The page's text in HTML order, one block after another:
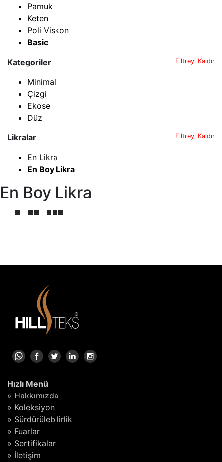
Pamuk
Keten
Poli Viskon
Basic
Kategoriler
Filtreyi Kaldır
Minimal
Çizgi
Ekose
Düz
Likralar
Filtreyi Kaldır
En Likra
En Boy Likra
En Boy Likra
Hızlı Menü
» Hakkımızda
» Koleksiyon
» Sürdürülebilirlik
» Fuarlar
» Sertifikalar
» İletişim